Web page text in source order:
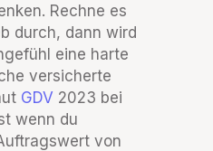
Rechne es
durch, dann wird
eine harte
versicherte
GDV 2023 bei
wenn du
von